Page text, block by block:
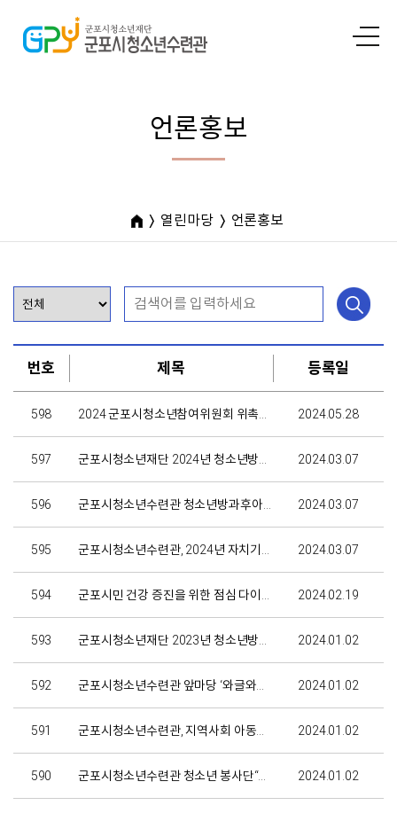
언론홍보
열린마당 언론홍보
번호 제목 등록일
598 2024 군포시청소년참여위원회 위촉식 개최 2024.05.28
597 군포시청소년재단 2024년 청소년방과후아카데미 제 20회 입학식 2024.03.07
596 군포시청소년수련관 청소년방과후아카데미 ‘피움 합창단’ 초청공연 2024.03.07
595 군포시청소년수련관, 2024년 자치기구 청소년 모집 2024.03.07
594 군포시민 건강 증진을 위한 점심 다이어트 프로그램 소개 2024.02.19
593 군포시청소년재단 2023년 청소년방과후아카데미 19기 수료식 2024.01.02
592 군포시청소년수련관 앞마당 ‘와글와글 놀잇길’조성 2024.01.02
591 군포시청소년수련관, 지역사회 아동을 위한 “청소년산타대작전” 2024.01.02
590 군포시청소년수련관 청소년 봉사단“봉사틴즈” 군포시 미혼모를 위해 직접 만든 기저귀 케이크 후원 2024.01.02